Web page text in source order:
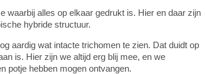
waarbij alles op elkaar gedrukt is. Hier en daar zijn
hybride structuur.
aardig wat intacte trichomen te zien. Dat duidt op
is. Hier zijn we altijd erg blij mee, en we
potje hebben mogen ontvangen.